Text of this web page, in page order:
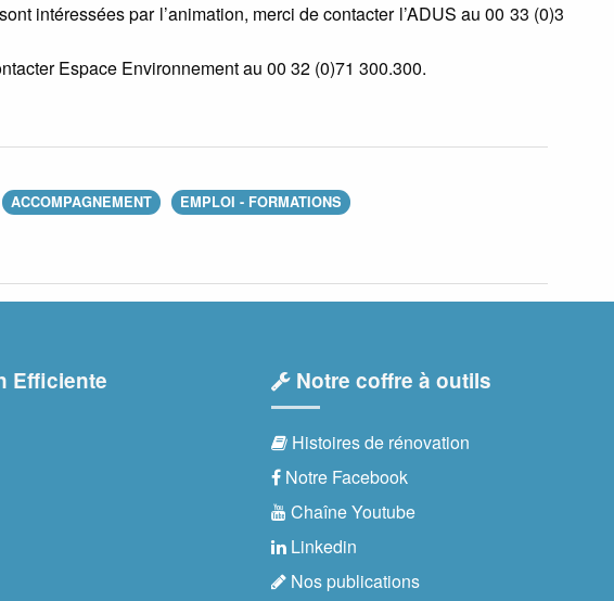
intéressées par l’animation, merci de contacter l’ADUS au 00 33 (0)3
Espace Environnement au 00 32 (0)71 300.300.
ACCOMPAGNEMENT
EMPLOI - FORMATIONS
Efficiente
Notre coffre à outils
Histoires de rénovation
Notre Facebook
Chaîne Youtube
Linkedin
Nos publications